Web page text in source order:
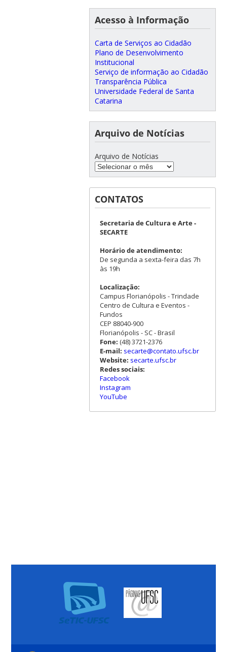
Acesso à Informação
Carta de Serviços ao Cidadão
Plano de Desenvolvimento
Institucional
Serviço de informação ao Cidadão
Transparência Pública
Universidade Federal de Santa
Catarina
Arquivo de Notícias
Arquivo de Notícias
CONTATOS
Secretaria de Cultura e Arte -
SECARTE
Horário de atendimento:
De segunda a sexta-feira das 7h
às 19h
Localização:
Campus Florianópolis - Trindade
Centro de Cultura e Eventos -
Fundos
CEP 88040-900
Florianópolis - SC - Brasil
Fone: (48) 3721-2376
E-mail: secarte@contato.ufsc.br
Website: secarte.ufsc.br
Redes sociais:
Facebook
Instagram
YouTube